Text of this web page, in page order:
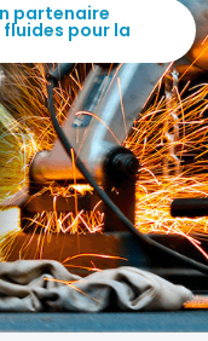
partenaire
pour la